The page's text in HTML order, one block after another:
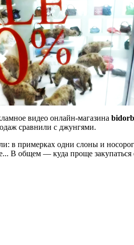
видео онлайн-магазина
сравнили с джунгями.
в примерках одни слоны и
В общем — куда проще закупаться